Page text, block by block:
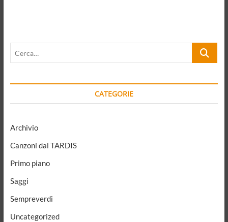
migrazioni
massa?
Cerca…
CATEGORIE
Archivio
Canzoni dal TARDIS
Primo piano
Saggi
Sempreverdi
Uncategorized